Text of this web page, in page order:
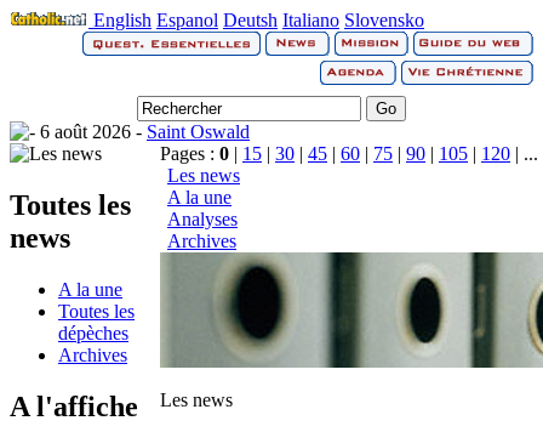
English Espanol Deutsh Italiano Slovensko
6 août 2026 - Saint Oswald
Toutes les
news
A la une
Toutes les
dépèches
Archives
A l'affiche
Pages : 0 | 15 | 30 | 45 | 60 | 75 | 90 | 105 | 120 | ...
Les news
A la une
Analyses
Archives
Les news